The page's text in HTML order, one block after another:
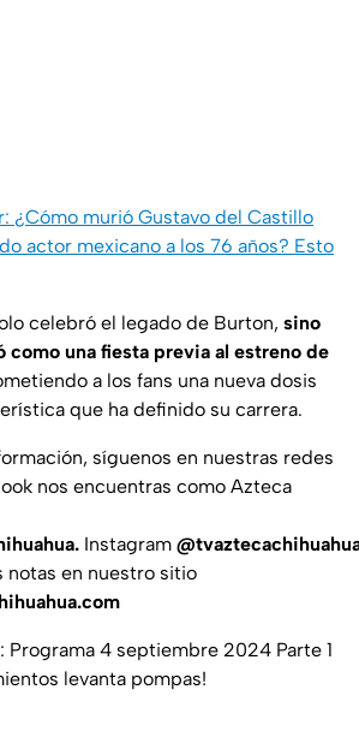
¿Cómo murió Gustavo del Castillo
actor mexicano a los 76 años? Esto
celebró el legado de Burton, sino
como una fiesta previa al estreno de
a los fans una nueva dosis
que ha definido su carrera.
síguenos en nuestras redes
nos encuentras como Azteca
Instagram
notas en nuestro sitio
Programa 4 septiembre 2024 Parte 1
levanta pompas!